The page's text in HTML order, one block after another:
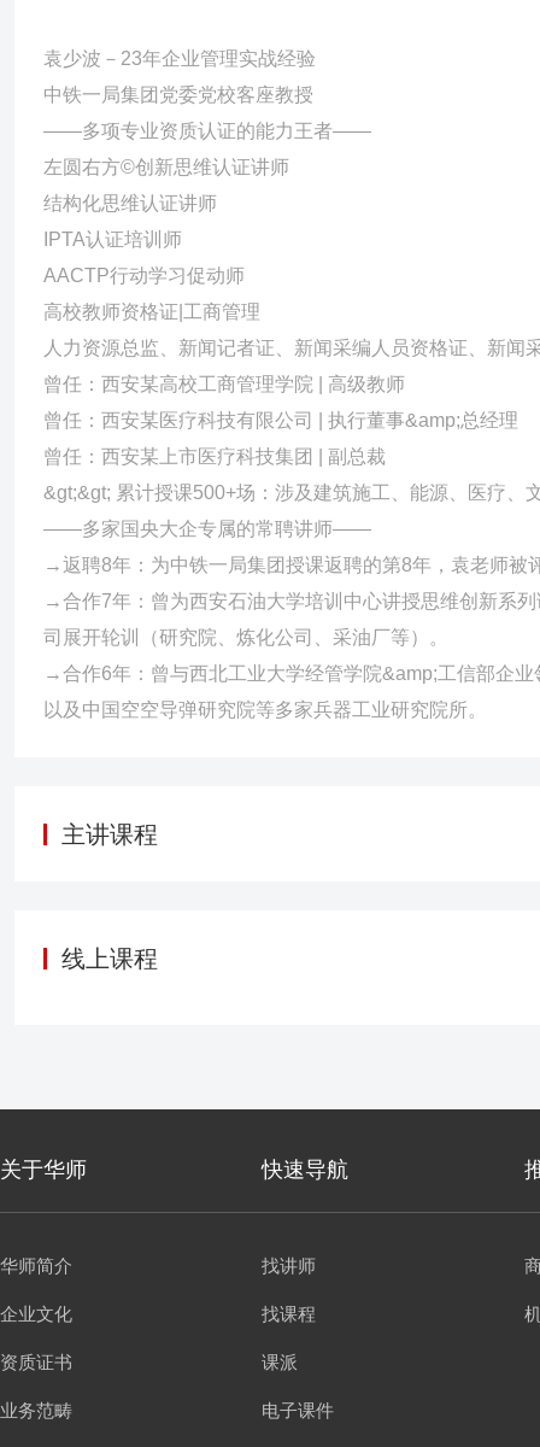
袁少波－23年企业管理实战经验
中铁一局集团党委党校客座教授
——多项专业资质认证的能力王者——
左圆右方©创新思维认证讲师
结构化思维认证讲师
IPTA认证培训师
AACTP行动学习促动师
高校教师资格证|工商管理
人力资源总监、新闻记者证、新闻采编人员资格证、新闻
曾任：西安某高校工商管理学院 | 高级教师
曾任：西安某医疗科技有限公司 | 执行董事&amp;总经理
曾任：西安某上市医疗科技集团 | 副总裁
&gt;&gt; 累计授课500+场：涉及建筑施工、能源、医疗、
——多家国央大企专属的常聘讲师——
→返聘8年：为中铁一局集团授课返聘的第8年，袁老师
→合作7年：曾为西安石油大学培训中心讲授思维创新系
司展开轮训（研究院、炼化公司、采油厂等）。
→合作6年：曾与西北工业大学经管学院&amp;工信部企
主讲课程
线上课程
关于华师 快速导航
华师简介
企业文化
资质证书
业务范畴
找讲师
找课程
课派
电子课件